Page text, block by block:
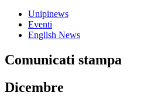
Unipinews
Eventi
English News
Comunicati stampa
Dicembre